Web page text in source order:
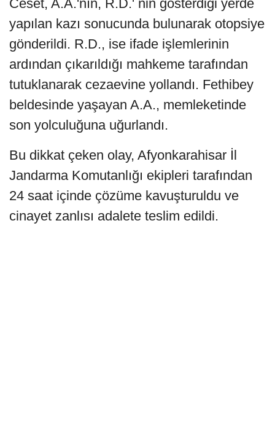
Ceset, A.A.'nın, R.D.' nin gösterdiği yerde
yapılan kazı sonucunda bulunarak otopsiye
gönderildi. R.D., ise ifade işlemlerinin
ardından çıkarıldığı mahkeme tarafından
tutuklanarak cezaevine yollandı. Fethibey
beldesinde yaşayan A.A., memleketinde
son yolculuğuna uğurlandı.
Bu dikkat çeken olay, Afyonkarahisar İl
Jandarma Komutanlığı ekipleri tarafından
24 saat içinde çözüme kavuşturuldu ve
cinayet zanlısı adalete teslim edildi.